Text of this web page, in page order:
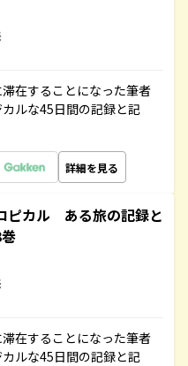
在することになった筆者
ルな45日間の記録と記
詳細を見る
ピカル ある旅の記録と
在することになった筆者
ルな45日間の記録と記